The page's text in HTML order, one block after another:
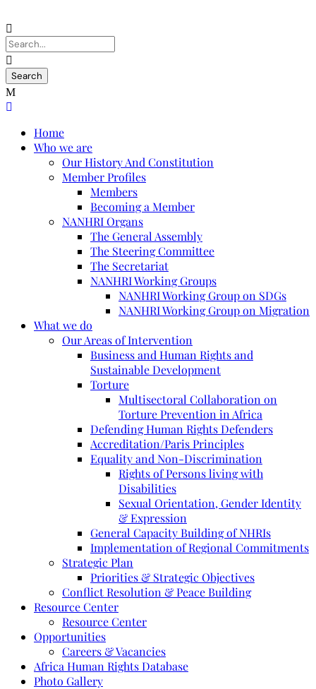
Home
Who we are
Our History And Constitution
Member Profiles
Members
Becoming a Member
NANHRI Organs
The General Assembly
The Steering Committee
The Secretariat
NANHRI Working Groups
NANHRI Working Group on SDGs
NANHRI Working Group on Migration
What we do
Our Areas of Intervention
Business and Human Rights and
Sustainable Development
Torture
Multisectoral Collaboration on
Torture Prevention in Africa
Defending Human Rights Defenders
Accreditation/Paris Principles
Equality and Non-Discrimination
Rights of Persons living with
Disabilities
Sexual Orientation, Gender Identity
& Expression
General Capacity Building of NHRIs
Implementation of Regional Commitments
Strategic Plan
Priorities & Strategic Objectives
Conflict Resolution & Peace Building
Resource Center
Resource Center
Opportunities
Careers & Vacancies
Africa Human Rights Database
Photo Gallery